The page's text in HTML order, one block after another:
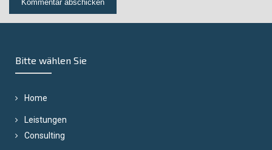
Bitte wählen Sie
Home
Leistungen
Consulting